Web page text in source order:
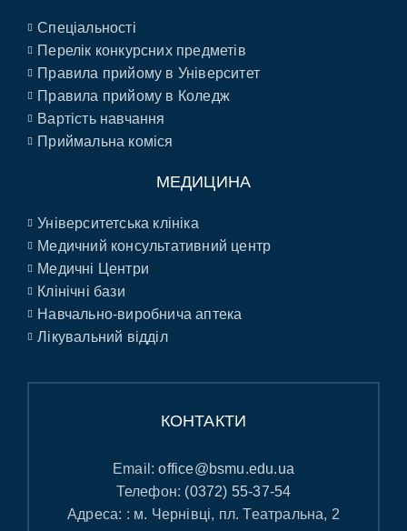
Спеціальності
Перелік конкурсних предметів
Правила прийому в Університет
Правила прийому в Коледж
Вартість навчання
Приймальна коміся
МЕДИЦИНА
Університетська клініка
Медичний консультативний центр
Медичні Центри
Клінічні бази
Навчально-виробнича аптека
Лікувальний відділ
КОНТАКТИ
Email:office@bsmu.edu.ua
Телефон: (0372) 55-37-54
Адреса: : м. Чернівці, пл. Театральна, 2